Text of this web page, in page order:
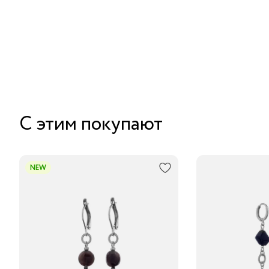
С этим покупают
NEW